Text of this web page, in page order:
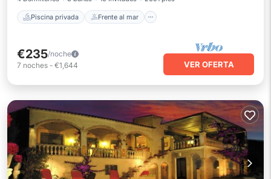
Piscina privada Frente al mar
€235/noche
7 noches - €1,644 VER OFERTA